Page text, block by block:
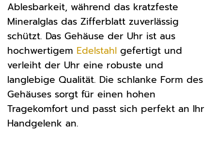
Ablesbarkeit, während das kratzfeste
Mineralglas das Zifferblatt zuverlässig
schützt. Das Gehäuse der Uhr ist aus
hochwertigem Edelstahl gefertigt und
verleiht der Uhr eine robuste und
langlebige Qualität. Die schlanke Form des
Gehäuses sorgt für einen hohen
Tragekomfort und passt sich perfekt an Ihr
Handgelenk an.